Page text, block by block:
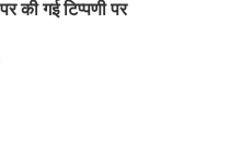
की गई टिप्पणी पर